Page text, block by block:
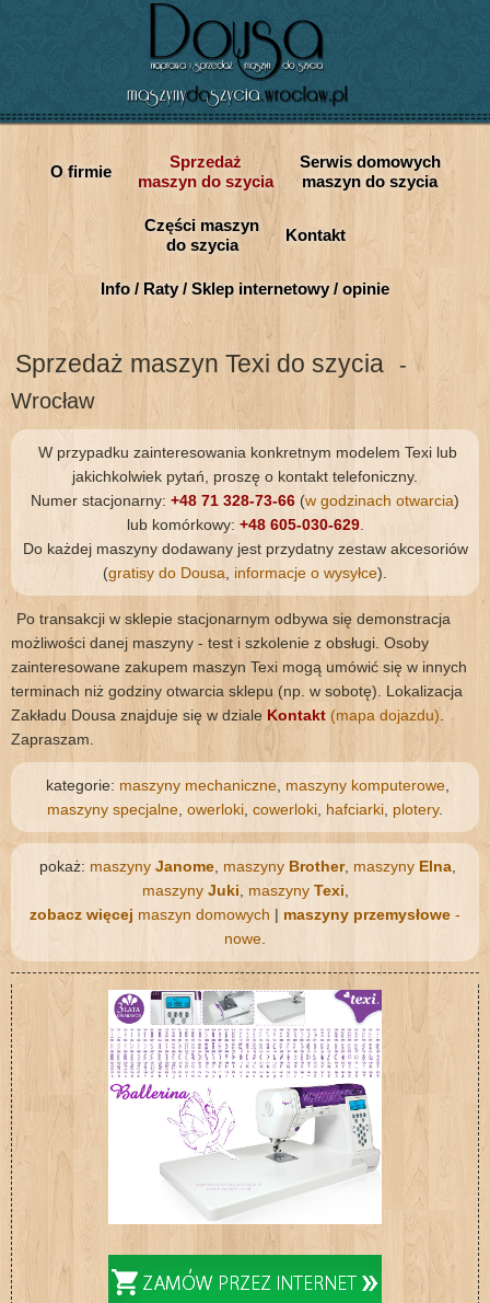
O firmie
Sprzedaż
maszyn do szycia
Serwis domowych
maszyn do szycia
Części maszyn
do szycia
Kontakt
Info / Raty / Sklep internetowy / opinie
Sprzedaż maszyn Texi do szycia
-
Wrocław
W przypadku zainteresowania konkretnym modelem Texi lub
jakichkolwiek pytań, proszę o kontakt telefoniczny.
Numer stacjonarny: +48 71 328-73-66 (w godzinach otwarcia)
lub komórkowy: +48 605-030-629.
Do każdej maszyny dodawany jest przydatny zestaw akcesoriów
(gratisy do Dousa informacje o wysyłce).
Po transakcji w sklepie stacjonarnym odbywa się demonstracja
możliwości danej maszyny - test i szkolenie z obsługi. Osoby
zainteresowane zakupem maszyn Texi mogą umówić się w innych
terminach niż godziny otwarcia sklepu (np. w sobotę). Lokalizacja
Zakładu Dousa znajduje się w dziale Kontakt (mapa dojazdu)
Zapraszam.
kategorie: maszyny mechaniczne maszyny komputerowe
maszyny specjalne owerloki cowerloki hafciarki plotery.
pokaż: maszyny Janome maszyny Brother, maszyny Elna
maszyny Juki maszyny Texi
zobacz więcej maszyn domowych | maszyny przemysłowe -
nowe